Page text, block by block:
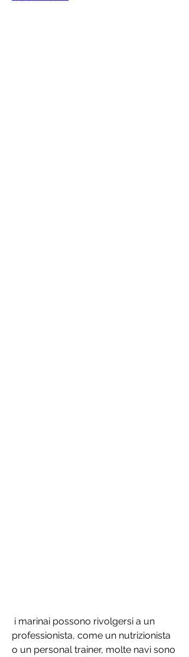
professionista, come un nutrizionista
o un personal trainer, molte navi sono